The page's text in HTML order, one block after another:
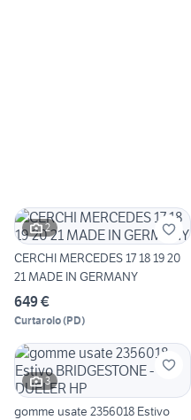
2
CERCHI MERCEDES 17 18 19 20
21 MADE IN GERMANY
649 €
Curtarolo(PD)
3
gomme usate 2356018 Estivo